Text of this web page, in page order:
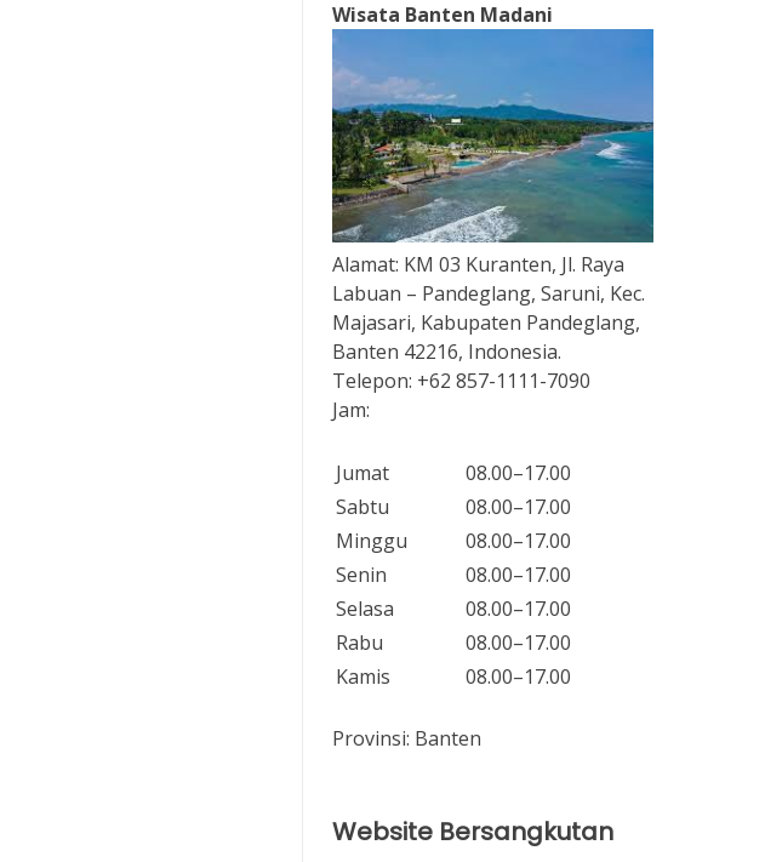
Wisata Banten Madani
Alamat: KM 03 Kuranten, Jl. Raya
Labuan – Pandeglang, Saruni, Kec.
Majasari, Kabupaten Pandeglang,
Banten 42216, Indonesia.
Telepon: +62 857-1111-7090
Jam:
Jumat
08.00–17.00
Sabtu
08.00–17.00
Minggu
08.00–17.00
Senin
08.00–17.00
Selasa
08.00–17.00
Rabu
08.00–17.00
Kamis
08.00–17.00
Provinsi: Banten
Website Bersangkutan